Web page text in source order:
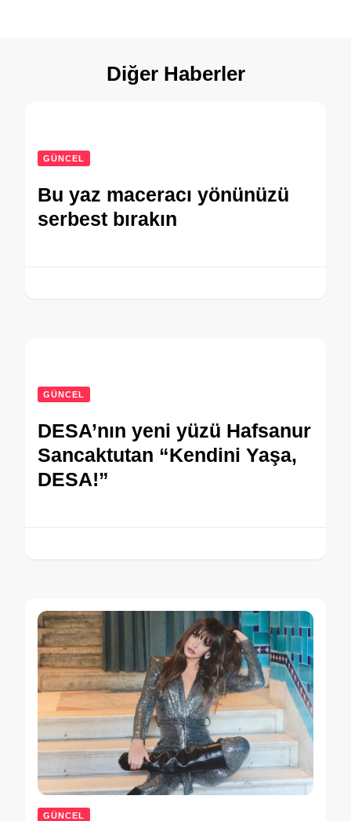
Diğer Haberler
GÜNCEL
Bu yaz maceracı yönünüzü
serbest bırakın
GÜNCEL
DESA’nın yeni yüzü Hafsanur
Sancaktutan “Kendini Yaşa,
DESA!”
GÜNCEL